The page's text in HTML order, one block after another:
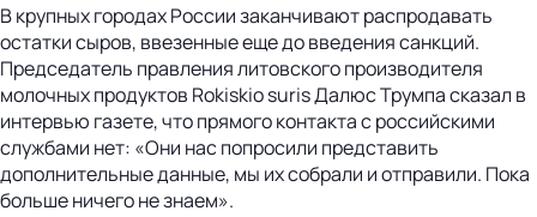
В крупных городах России заканчивают распродавать
остатки сыров, ввезенные еще до введения санкций.
Председатель правления литовского производителя
молочных продуктов Rokiskio suris Далюс Трумпа сказал в
интервью газете, что прямого контакта с российскими
службами нет: «Они нас попросили представить
дополнительные данные, мы их собрали и отправили. Пока
больше ничего не знаем».